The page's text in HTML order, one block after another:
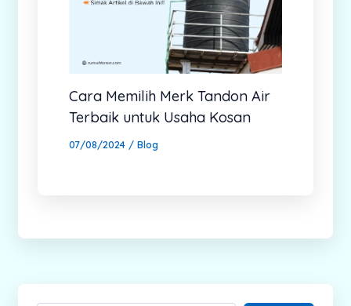
Cara Memilih Merk Tandon Air
Terbaik untuk Usaha Kosan
07/08/2024 / Blog